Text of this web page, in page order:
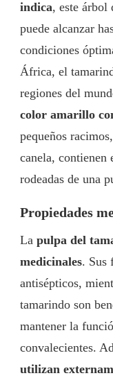
indica, este árbol
puede alcanzar
condiciones
África, el
regiones del
color amarillo
pequeños
canela, contienen
rodeadas de una
Propiedades
La pulpa del
medicinales. Sus
antisépticos,
tamarindo son
mantener la
convalecientes.
utilizan